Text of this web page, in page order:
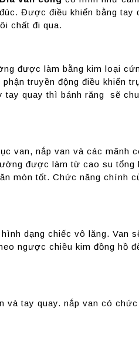
Được điều khiển bằng tay
chất đi qua.
được làm bằng kim loại
truyền động điều khiển
tay quay thì bánh răng sẽ
van, nắp van và các mãnh
được làm từ cao su tổng
mòn tốt. Chức năng chính
dạng chiếc vô lăng. Van
ngược chiều kim đồng hồ
và tay quay. nắp van có chức